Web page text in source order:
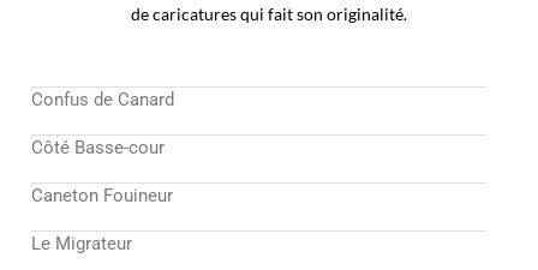
de caricatures qui fait son originalité.
Confus de Canard
Côté Basse-cour
Caneton Fouineur
Le Migrateur